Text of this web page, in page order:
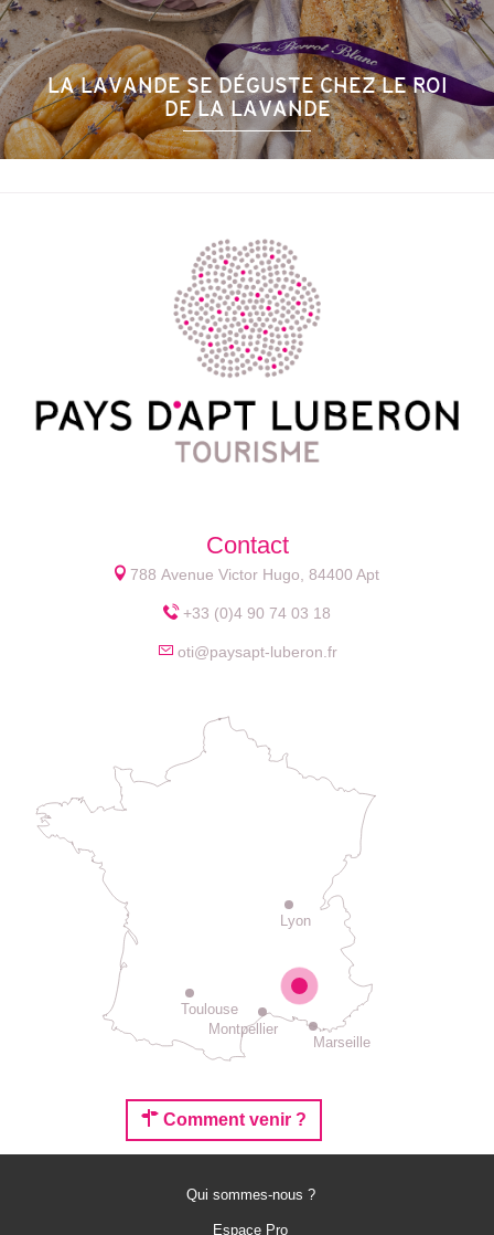
LA LAVANDE SE DÉGUSTE CHEZ LE ROI
DE LA LAVANDE
Contact
788 Avenue Victor Hugo, 84400 Apt
+33 (0)4 90 74 03 18
oti@paysapt-luberon.fr
Lyon
Montpellier
Toulouse
Marseille
Comment venir ?
Qui sommes-nous ?
Espace Pro